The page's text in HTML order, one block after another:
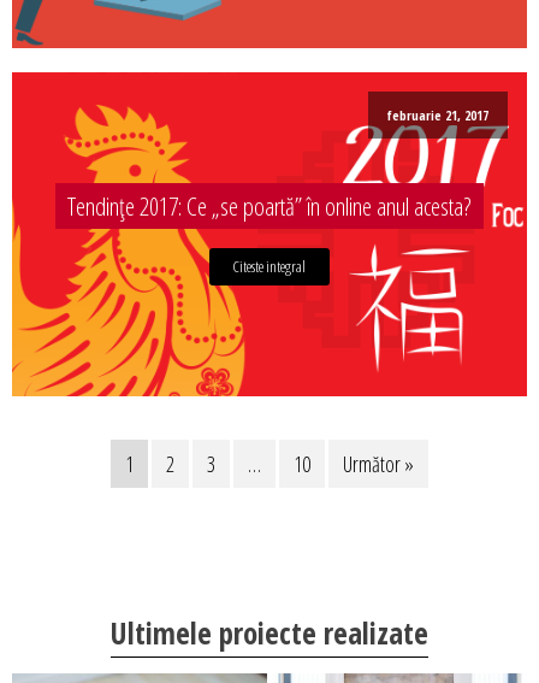
februarie 21, 2017
Tendințe 2017: Ce „se poartă” în online anul acesta?
Citeste integral
1 2 3 … 10 Următor »
Ultimele proiecte realizate